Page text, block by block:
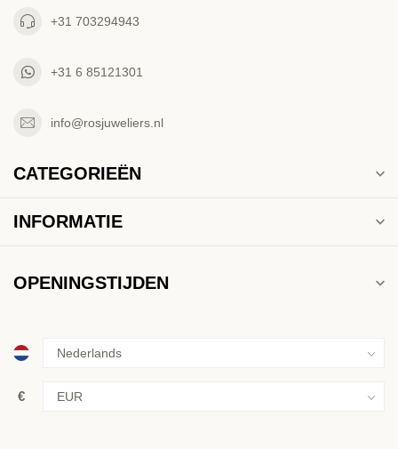
+31 703294943
+31 6 85121301
info@rosjuweliers.nl
CATEGORIEËN
INFORMATIE
OPENINGSTIJDEN
€